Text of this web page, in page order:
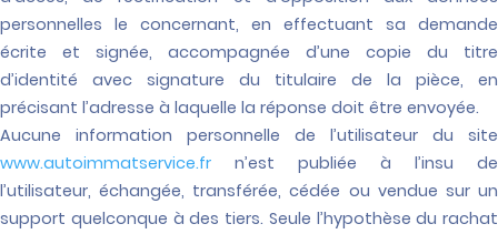
personnelles le concernant, en effectuant sa demande
écrite et signée, accompagnée d’une copie du titre
d’identité avec signature du titulaire de la pièce, en
précisant l’adresse à laquelle la réponse doit être envoyée.
Aucune information personnelle de l’utilisateur du site
www.autoimmatservice.fr n’est publiée à l’insu de
l’utilisateur, échangée, transférée, cédée ou vendue sur un
support quelconque à des tiers. Seule l’hypothèse du rachat